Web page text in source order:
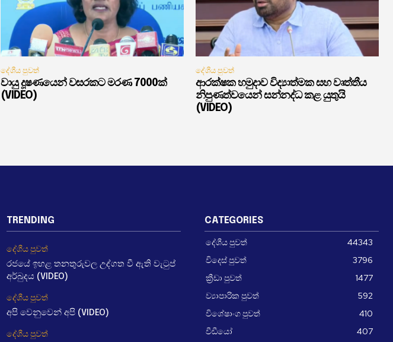
දේශීය පුවත්
වායු දූෂණයෙන් වසරකට මරණ 7000ක්
(VIDEO)
දේශීය පුවත්
ආරක්ෂක හමුදාව විද්‍යාත්මක සහ වෘත්තීය
නිපුණත්වයෙන් සන්නද්ධ කළ යුතුයි
(VIDEO)
TRENDING
දේශීය පුවත්
රජයේ ඉහළ තනතුරුවල උද්ගත වී ඇති වැටුප්
අර්බුදය (VIDEO)
දේශීය පුවත්
අපි වෙනුවෙන් අපි (VIDEO)
දේශීය පුවත්
CATEGORIES
දේශීය පුවත්
44343
විදෙස් පුවත්
3796
ක්‍රීඩා පුවත්
1477
ව්‍යාපාරික පුවත්
592
විශේෂාංග පුවත්
410
වීඩීයෝ
407